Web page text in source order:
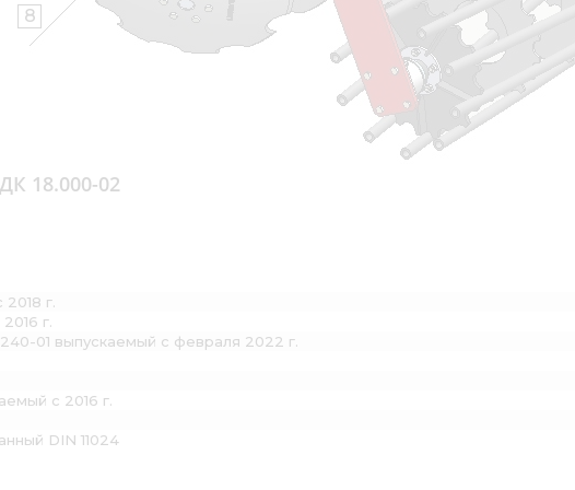
18.000-02
8
г.
г.
01 выпускаемый с февраля 2022 г.
с 2016 г.
DIN 11024